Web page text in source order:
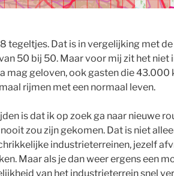
tegeltjes. Dat is in vergelijking met
50 bij 50. Maar voor mij zit het
mag geloven, ook gasten die 43.000
rijmen met een normaal leven.
is dat ik op zoek ga naar nieuwe
zou zijn gekomen. Dat is niet
industrieterreinen, jezelf
Maar als je dan weer ergens een
van het industrieterrein snel